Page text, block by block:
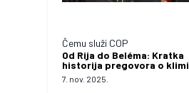
Čemu služi COP
Od Rija do Beléma: Kratka
historija pregovora o klimi
7. nov. 2025.